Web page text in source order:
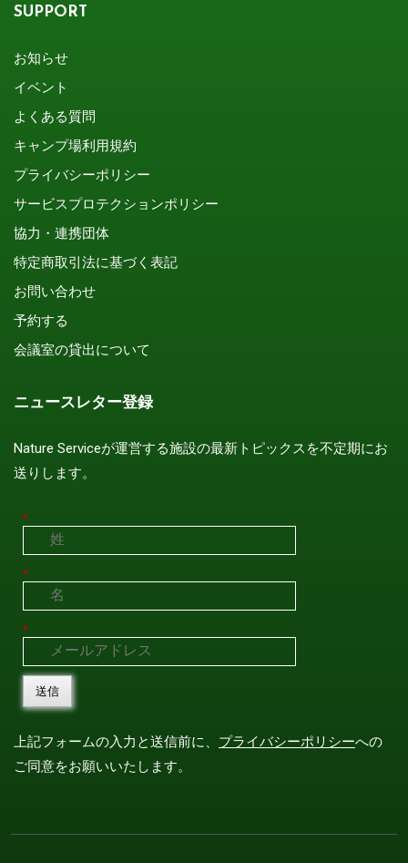
SUPPORT
お知らせ
イベント
よくある質問
キャンプ場利用規約
プライバシーポリシー
サービスプロテクションポリシー
協力・連携団体
特定商取引法に基づく表記
お問い合わせ
予約する
会議室の貸出について
ニュースレター登録
Nature Serviceが運営する施設の最新トピックスを不定期にお
送りします。
*
*
*
送信
上記フォームの入力と送信前に、 プライバシーポリシーへの
ご同意をお願いいたします。